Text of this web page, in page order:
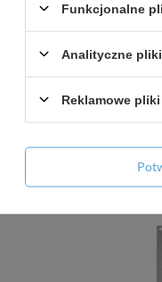
Tau
Funkcjonalne
Analityczne
Reklamowe